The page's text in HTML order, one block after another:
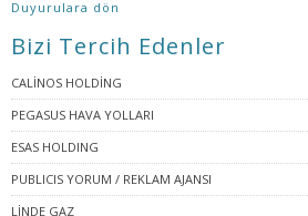
Duyurulara dön
Bizi Tercih Edenler
CALİNOS HOLDİNG
PEGASUS HAVA YOLLARI
ESAS HOLDING
PUBLICIS YORUM / REKLAM AJANSI
LİNDE GAZ